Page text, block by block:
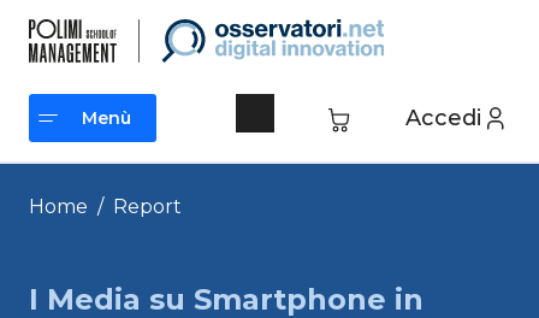
contenuto
Accedi
Menù
Menù
Home / Report
I Media su Smartphone in